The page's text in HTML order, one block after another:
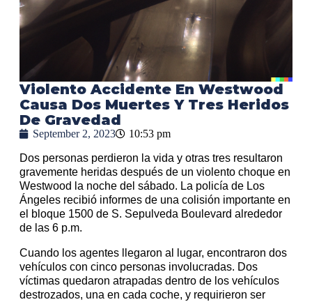
Violento Accidente En Westwood
Causa Dos Muertes Y Tres Heridos
De Gravedad
September 2, 2023 10:53 pm
Dos personas perdieron la vida y otras tres resultaron
gravemente heridas después de un violento choque en
Westwood la noche del sábado. La policía de Los
Ángeles recibió informes de una colisión importante en
el bloque 1500 de S. Sepulveda Boulevard alrededor
de las 6 p.m.
Cuando los agentes llegaron al lugar, encontraron dos
vehículos con cinco personas involucradas. Dos
víctimas quedaron atrapadas dentro de los vehículos
destrozados, una en cada coche, y requirieron ser